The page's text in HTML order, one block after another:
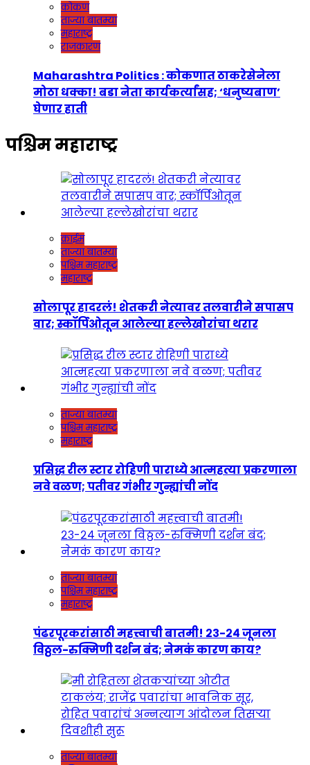
कोकण
ताज्या बातम्या
महाराष्ट्र
राजकारण
Maharashtra Politics : कोकणात ठाकरेसेनेला
मोठा धक्का! बडा नेता कार्यकर्त्यांसह; ‘धनुष्यबाण’
घेणार हाती
पश्चिम महाराष्ट्र
क्राईम
ताज्या बातम्या
पश्चिम महाराष्ट्र
महाराष्ट्र
सोलापूर हादरलं! शेतकरी नेत्यावर तलवारीने सपासप
वार; स्कॉर्पिओतून आलेल्या हल्लेखोरांचा थरार
ताज्या बातम्या
पश्चिम महाराष्ट्र
महाराष्ट्र
प्रसिद्ध रील स्टार रोहिणी पाराध्ये आत्महत्या प्रकरणाला
नवे वळण; पतीवर गंभीर गुन्ह्यांची नोंद
ताज्या बातम्या
पश्चिम महाराष्ट्र
महाराष्ट्र
पंढरपूरकरांसाठी महत्त्वाची बातमी! २३-२४ जूनला
विठ्ठल-रुक्मिणी दर्शन बंद; नेमकं कारण काय?
ताज्या बातम्या